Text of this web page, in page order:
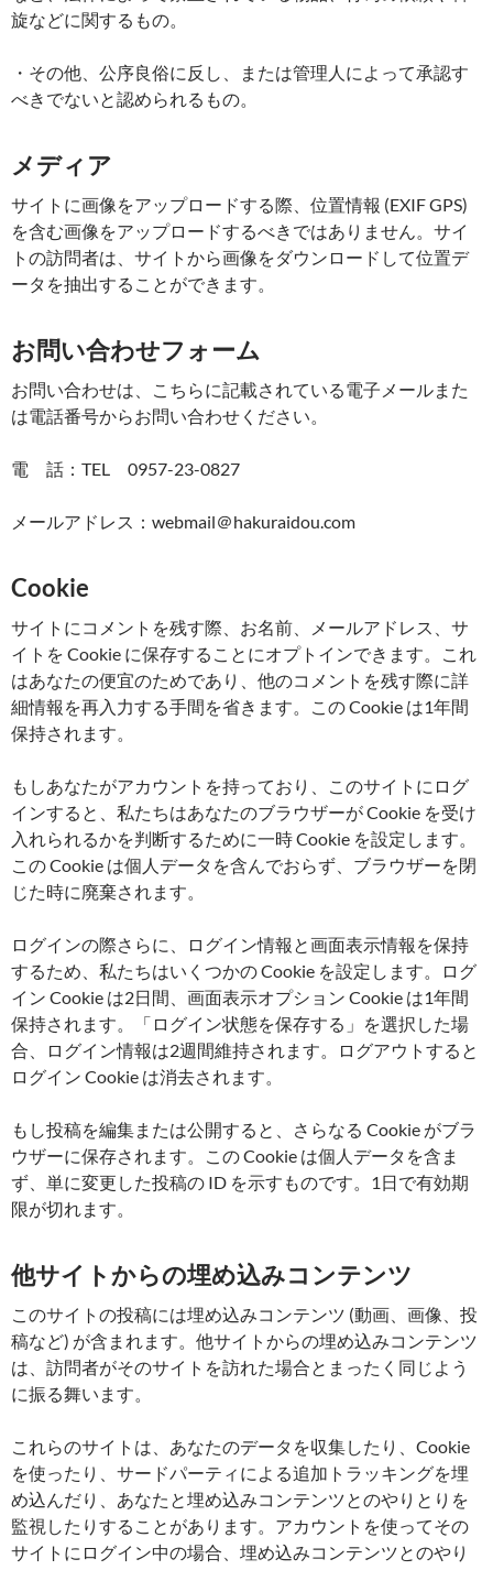
旋などに関するもの。
・その他、公序良俗に反し、または管理人によって承認す
べきでないと認められるもの。
メディア
サイトに画像をアップロードする際、位置情報 (EXIF GPS)
を含む画像をアップロードするべきではありません。サイ
トの訪問者は、サイトから画像をダウンロードして位置デ
ータを抽出することができます。
お問い合わせフォーム
お問い合わせは、こちらに記載されている電子メールまた
は電話番号からお問い合わせください。
電 話：TEL 0957-23-0827
メールアドレス：webmail＠hakuraidou.com
Cookie
サイトにコメントを残す際、お名前、メールアドレス、サ
イトを Cookie に保存することにオプトインできます。これ
はあなたの便宜のためであり、他のコメントを残す際に詳
細情報を再入力する手間を省きます。この Cookie は1年間
保持されます。
もしあなたがアカウントを持っており、このサイトにログ
インすると、私たちはあなたのブラウザーが Cookie を受け
入れられるかを判断するために一時 Cookie を設定します。
この Cookie は個人データを含んでおらず、ブラウザーを閉
じた時に廃棄されます。
ログインの際さらに、ログイン情報と画面表示情報を保持
するため、私たちはいくつかの Cookie を設定します。ログ
イン Cookie は2日間、画面表示オプション Cookie は1年間
保持されます。「ログイン状態を保存する」を選択した場
合、ログイン情報は2週間維持されます。ログアウトすると
ログイン Cookie は消去されます。
もし投稿を編集または公開すると、さらなる Cookie がブラ
ウザーに保存されます。この Cookie は個人データを含ま
ず、単に変更した投稿の ID を示すものです。1日で有効期
限が切れます。
他サイトからの埋め込みコンテンツ
このサイトの投稿には埋め込みコンテンツ (動画、画像、投
稿など) が含まれます。他サイトからの埋め込みコンテンツ
は、訪問者がそのサイトを訪れた場合とまったく同じよう
に振る舞います。
これらのサイトは、あなたのデータを収集したり、Cookie
を使ったり、サードパーティによる追加トラッキングを埋
め込んだり、あなたと埋め込みコンテンツとのやりとりを
監視したりすることがあります。アカウントを使ってその
サイトにログイン中の場合、埋め込みコンテンツとのやり